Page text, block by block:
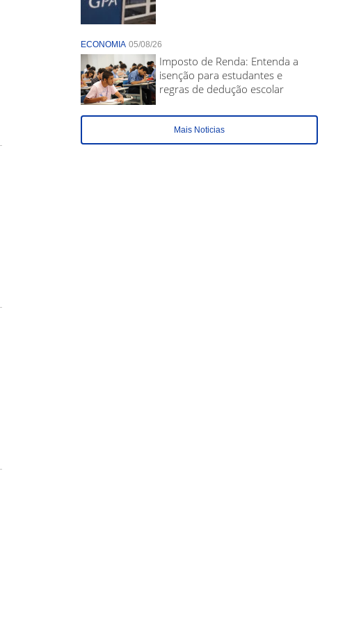
ECONOMIA 05/08/26
Imposto de Renda: Entenda a
isenção para estudantes e
regras de dedução escolar
Mais Noticias